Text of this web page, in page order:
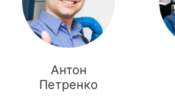
Антон
Петренко